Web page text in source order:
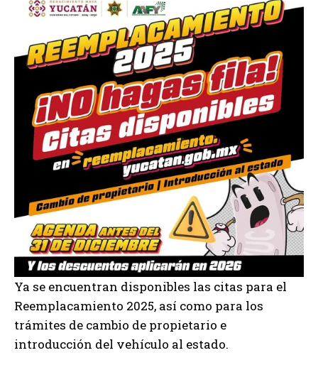
Ya se encuentran disponibles las citas para el
Reemplacamiento 2025, así como para los
trámites de cambio de propietario e
introducción del vehículo al estado.